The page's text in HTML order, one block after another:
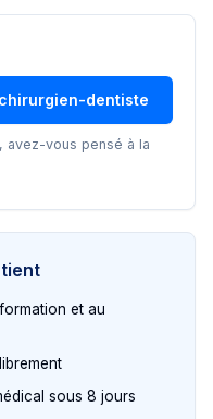
chirurgien-dentiste
avez-vous pensé à la
et au
sous 8 jours